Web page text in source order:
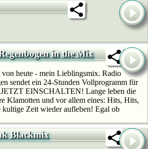
in the Mix
heute - mein Lieblingsmix. Radio
sendet ein 24-Stunden Vollprogramm für
JETZT EINSCHALTEN! Lange leben die
Klamotten und vor allem eines: Hits, Hits,
kultige Zeit wieder aufleben! Egal ob
Blackmix